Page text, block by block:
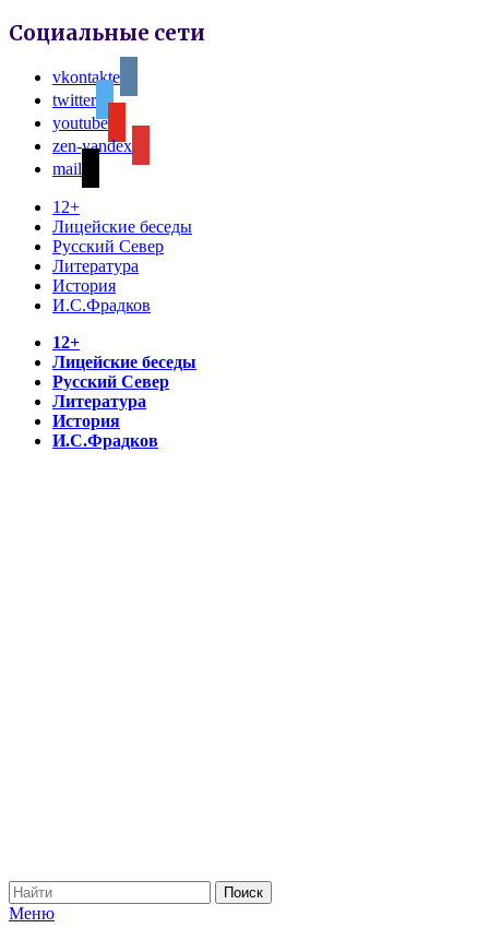
Социальные сети
vkontakte
twitter
youtube
zen-yandex
mail
12+
Лицейские беседы
Русский Север
Литература
История
И.С.Фрадков
12+
Лицейские беседы
Русский Север
Литература
История
И.С.Фрадков
Меню